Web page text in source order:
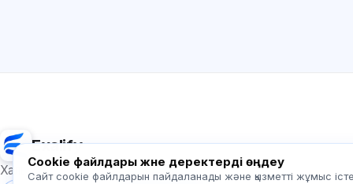
Exalify
Халықаралық тіл емтихандарына дайындық
Cookie файлдары және деректерді өңдеу
Сайт cookie файлдарын пайдаланады және қызметті жұмыс